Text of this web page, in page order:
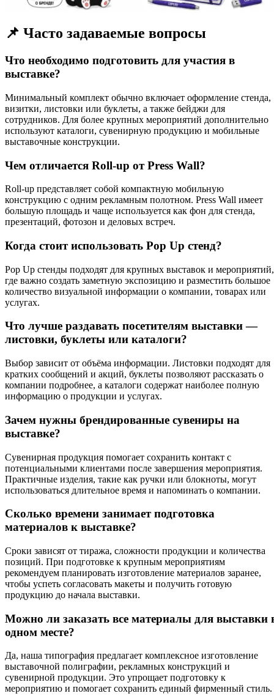
📌 Часто задаваемые вопросы
Что необходимо подготовить для участия в
выставке?
Минимальный комплект обычно включает оформление стенда,
визитки, листовки или буклеты, а также бейджи для
сотрудников. Для более крупных мероприятий дополнительно
используют каталоги, сувенирную продукцию и мобильные
выставочные конструкции.
Чем отличается Roll-up от Press Wall?
Roll-up представляет собой компактную мобильную
конструкцию с одним рекламным полотном. Press Wall имеет
большую площадь и чаще используется как фон для стенда,
презентаций, фотозон и деловых встреч.
Когда стоит использовать Pop Up стенд?
Pop Up стенды подходят для крупных выставок и мероприятий,
где важно создать заметную экспозицию и разместить большое
количество визуальной информации о компании, товарах или
услугах.
Что лучше раздавать посетителям выставки —
листовки, буклеты или каталоги?
Выбор зависит от объёма информации. Листовки подходят для
кратких сообщений и акций, буклеты позволяют рассказать о
компании подробнее, а каталоги содержат наиболее полную
информацию о продукции и услугах.
Зачем нужны брендированные сувениры на
выставке?
Сувенирная продукция помогает сохранить контакт с
потенциальными клиентами после завершения мероприятия.
Практичные изделия, такие как ручки или блокноты, могут
использоваться длительное время и напоминать о компании.
Сколько времени занимает подготовка
материалов к выставке?
Сроки зависят от тиража, сложности продукции и количества
позиций. При подготовке к крупным мероприятиям
рекомендуем планировать изготовление материалов заранее,
чтобы успеть согласовать макеты и получить готовую
продукцию до начала выставки.
Можно ли заказать все материалы для выставки
одном месте?
Да, наша типография предлагает комплексное изготовление
выставочной полиграфии, рекламных конструкций и
сувенирной продукции. Это упрощает подготовку к
мероприятию и помогает сохранить единый фирменный стиль.